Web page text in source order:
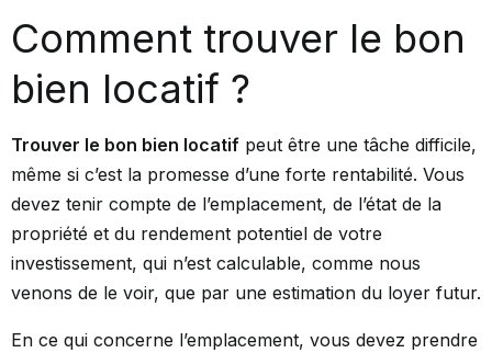
Comment trouver le bon
bien locatif ?
Trouver le bon bien locatif peut être une tâche difficile,
même si c’est la promesse d’une forte rentabilité. Vous
devez tenir compte de l’emplacement, de l’état de la
propriété et du rendement potentiel de votre
investissement, qui n’est calculable, comme nous
venons de le voir, que par une estimation du loyer futur.
En ce qui concerne l’emplacement, vous devez prendre